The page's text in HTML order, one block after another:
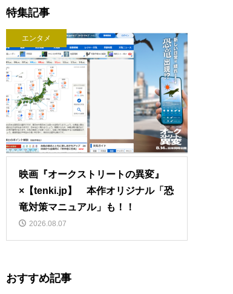
特集記事
エンタメ
映画『オークストリートの異変』
×【tenki.jp】 本作オリジナル「恐
竜対策マニュアル」も！！
2026.08.07
おすすめ記事